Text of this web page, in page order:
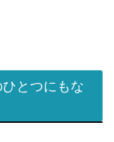
とつにもな